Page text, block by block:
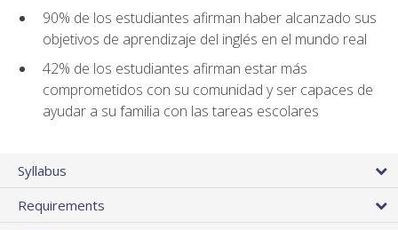
90% de los estudiantes afirman haber alcanzado sus
objetivos de aprendizaje del inglés en el mundo real
42% de los estudiantes afirman estar más
comprometidos con su comunidad y ser capaces de
ayudar a su familia con las tareas escolares
Syllabus
Requirements